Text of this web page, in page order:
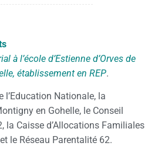
à l’école d’Estienne d’Orves de
établissement en REP.
l’Education Nationale, la
en Gohelle, le Conseil
la Caisse d’Allocations Familiales
le Réseau Parentalité 62.